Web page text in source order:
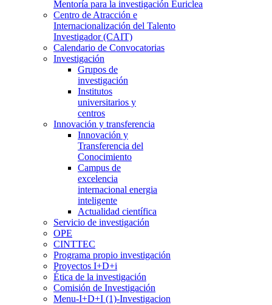
Mentoría para la investigación Euriclea
Centro de Atracción e
Internacionalización del Talento
Investigador (CAIT)
Calendario de Convocatorias
Investigación
Grupos de
investigación
Institutos
universitarios y
centros
Innovación y transferencia
Innovación y
Transferencia del
Conocimiento
Campus de
excelencia
internacional energia
inteligente
Actualidad científica
Servicio de investigación
OPE
CINTTEC
Programa propio investigación
Proyectos I+D+i
Ética de la investigación
Comisión de Investigación
Menu-I+D+I (1)-Investigacion